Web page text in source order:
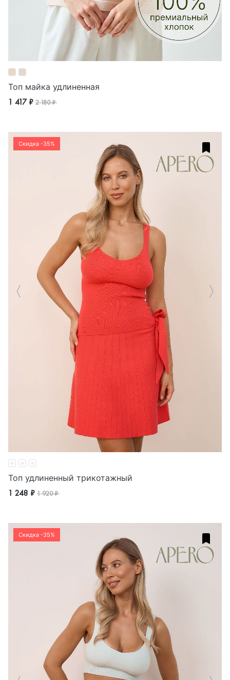
Топ майка удлиненная
1 417 ₽ 2 180 ₽
Скидка -35%
Топ удлиненный трикотажный
1 248 ₽ 1 920 ₽
Скидка -35%